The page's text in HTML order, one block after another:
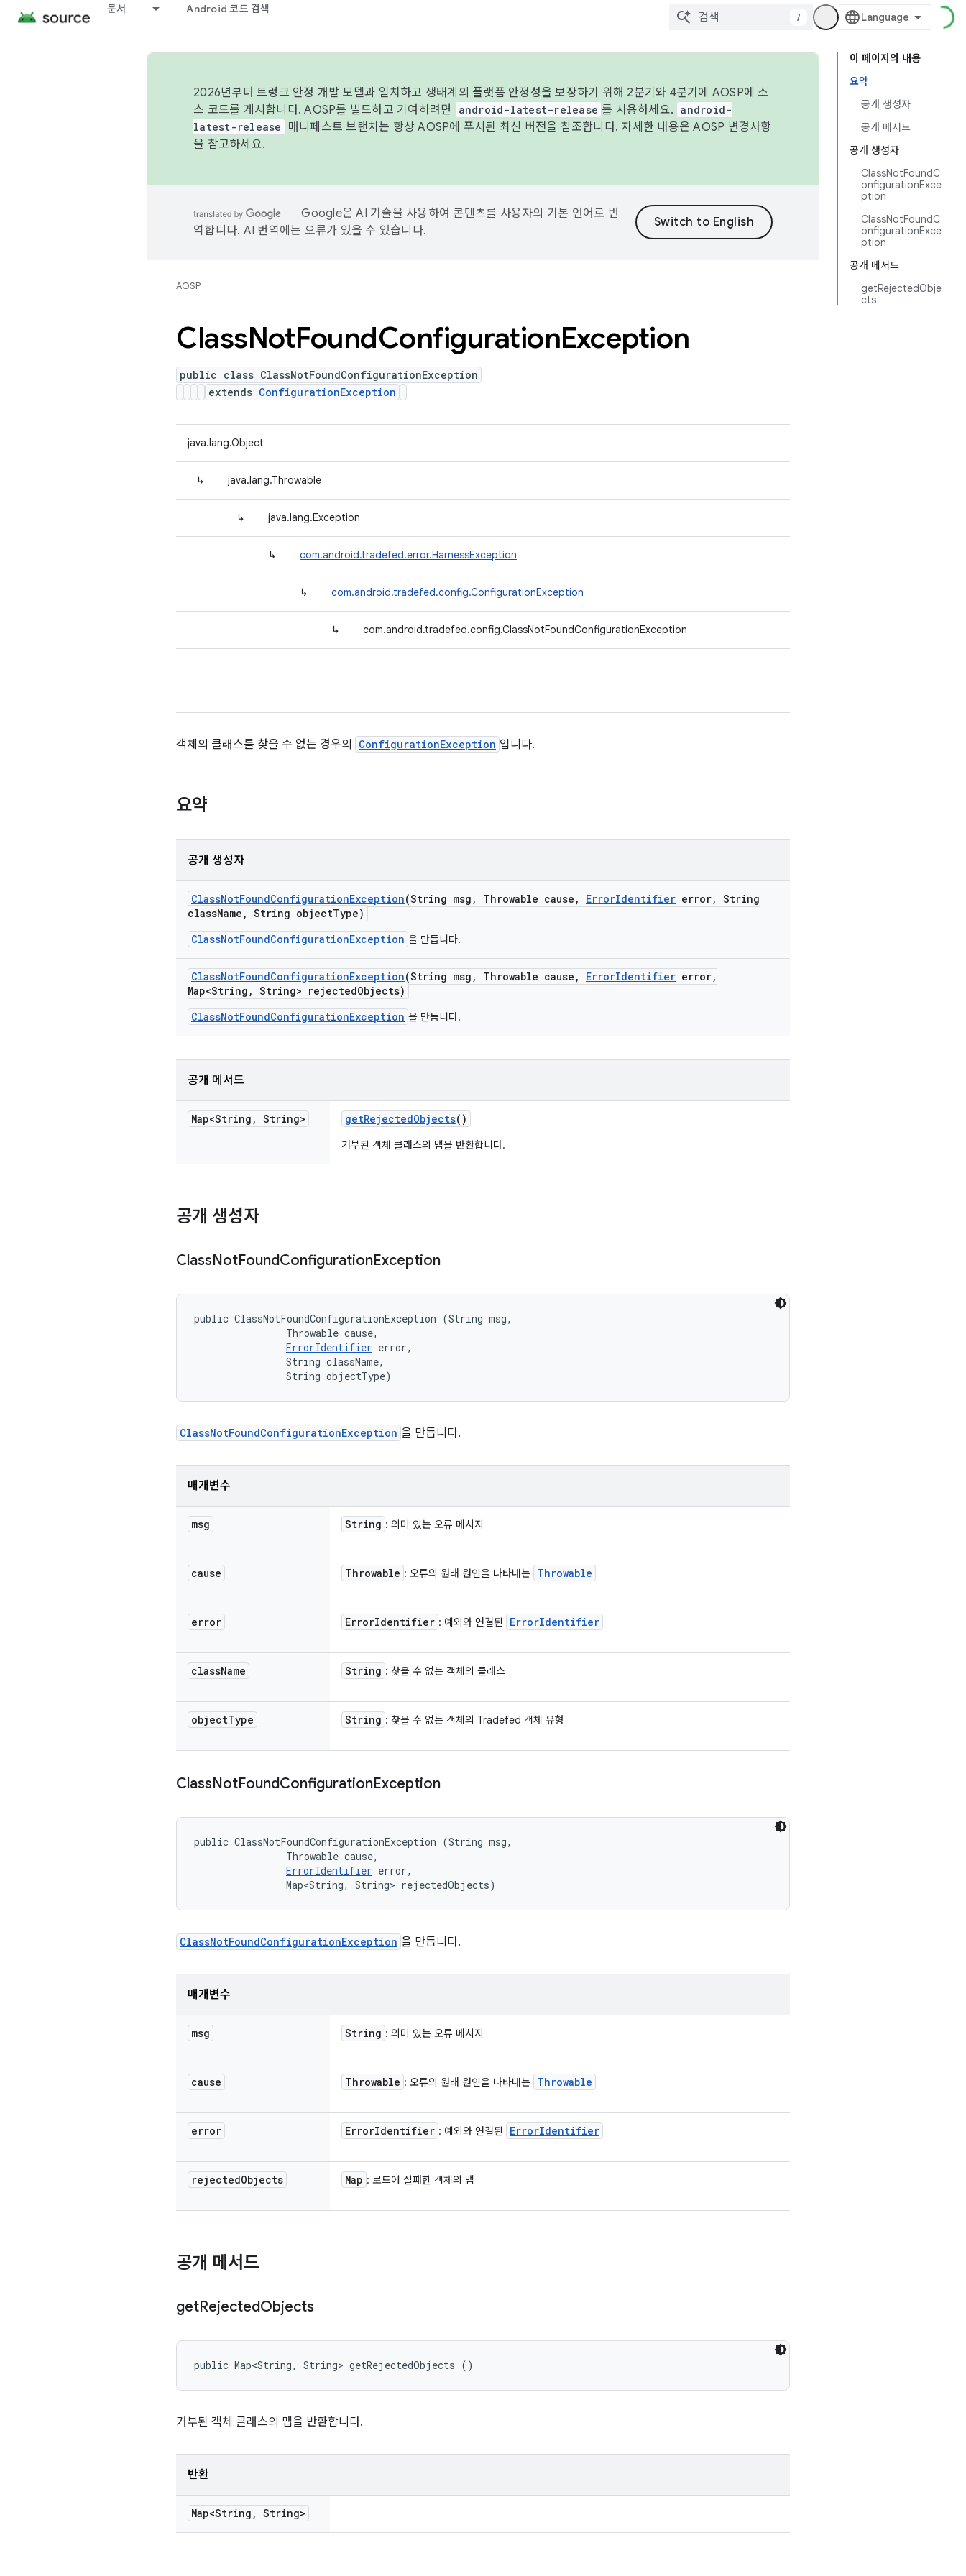
문서 Android 코드 검색
/
이 페이지의 내용
요약
공개 생성자
공개 메서드
공개 생성자
ClassNotFoundC
onfigurationExce
ption
ClassNotFoundC
onfigurationExce
ption
공개 메서드
getRejectedObje
cts
2026년부터 트렁크 안정 개발 모델과 일치하고 생태계의 플랫폼 안정성을 보장하기 위해 2분기와 4분기에 AOSP에 소
스 코드를 게시합니다. AOSP를 빌드하고 기여하려면
android-latest-release 를 사용하세요. android-
latest-release
매니페스트 브랜치는 항상 AOSP에 푸시된 최신 버전을 참조합니다. 자세한 내용은AOSP 변경사항
을 참고하세요.
Google은 AI 기술을 사용하여 콘텐츠를 사용자의 기본 언어로 번
역합니다. AI 번역에는 오류가 있을 수 있습니다.
AOSP
ClassNotFoundConfigurationException
public class ClassNotFoundConfigurationException
extends ConfigurationException
java.lang.Object
↳ java.lang.Throwable
↳ java.lang.Exception
↳ com.android.tradefed.error.HarnessException
↳ com.android.tradefed.config.ConfigurationException
↳ com.android.tradefed.config.ClassNotFoundConfigurationException
객체의 클래스를 찾을 수 없는 경우의 ConfigurationException 입니다.
요약
공개 생성자
ClassNotFoundConfigurationException(String msg , Throwable cause , ErrorIdentifier error, String
className , String objectType)
ClassNotFoundConfigurationException 을 만듭니다.
ClassNotFoundConfigurationException(String msg , Throwable cause , ErrorIdentifier error,
Map<String , String> rejectedObjects)
ClassNotFoundConfigurationException 을 만듭니다.
공개 메서드
Map<String , String> getRejectedObjects()
거부된 객체 클래스의 맵을 반환합니다.
공개 생성자
ClassNotFoundConfigurationException
public ClassNotFoundConfigurationException (String msg,
                Throwable cause,
ErrorIdentifier error,
                String className,
                String objectType)
ClassNotFoundConfigurationException 을 만듭니다.
매개변수
msg String : 의미 있는 오류 메시지
cause Throwable : 오류의 원래 원인을 나타내는 Throwable
error ErrorIdentifier : 예외와 연결된 ErrorIdentifier
className String : 찾을 수 없는 객체의 클래스
objectType String : 찾을 수 없는 객체의 Tradefed 객체 유형
ClassNotFoundConfigurationException
public ClassNotFoundConfigurationException (String msg,
                Throwable cause,
ErrorIdentifier error,
                Map<String, String> rejectedObjects)
ClassNotFoundConfigurationException 을 만듭니다.
매개변수
msg String : 의미 있는 오류 메시지
cause Throwable : 오류의 원래 원인을 나타내는 Throwable
error ErrorIdentifier : 예외와 연결된 ErrorIdentifier
rejectedObjects Map : 로드에 실패한 객체의 맵
공개 메서드
getRejectedObjects
public Map<String, String> getRejectedObjects ()
거부된 객체 클래스의 맵을 반환합니다.
반환
Map<String , String>